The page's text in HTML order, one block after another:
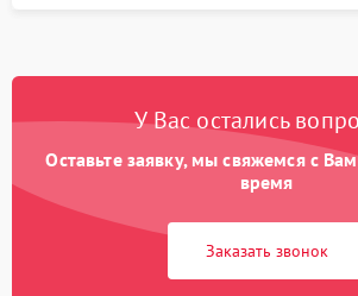
У Вас остались
Оставьте заявку, мы свяжемся с
время
Заказать звонок